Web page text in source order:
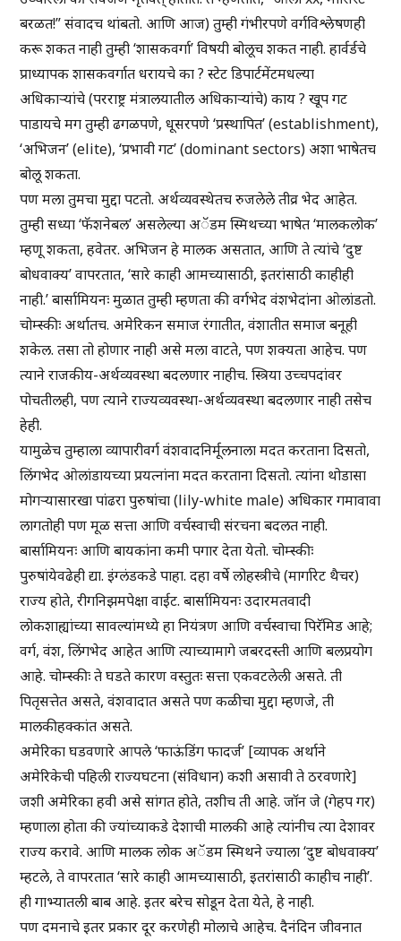
बरळत!” संवादच थांबतो. आणि आज) तुम्ही गंभीरपणे वर्गविश्लेषणही
करू शकत नाही तुम्ही ‘शासकवर्गा’ विषयी बोलूच शकत नाही. हार्वर्डचे
प्राध्यापक शासकवर्गात धरायचे का ? स्टेट डिपार्टमेंटमधल्या
अधिकाऱ्यांचे (परराष्ट्र मंत्रालयातील अधिकाऱ्यांचे) काय ? खूप गट
पाडायचे मग तुम्ही ढगळपणे, धूसरपणे ‘प्रस्थापित’ (establishment),
‘अभिजन’ (elite), ‘प्रभावी गट’ (dominant sectors) अशा भाषेतच
बोलू शकता.
पण मला तुमचा मुद्दा पटतो. अर्थव्यवस्थेतच रुजलेले तीव्र भेद आहेत.
तुम्ही सध्या ‘फॅशनेबल’ असलेल्या अॅडम स्मिथच्या भाषेत ‘मालकलोक’
म्हणू शकता, हवेतर. अभिजन हे मालक असतात, आणि ते त्यांचे ‘दुष्ट
बोधवाक्य’ वापरतात, ‘सारे काही आमच्यासाठी, इतरांसाठी काहीही
नाही.’ बार्सामियनः मुळात तुम्ही म्हणता की वर्गभेद वंशभेदांना ओलांडतो.
चोम्स्कीः अर्थातच. अमेरिकन समाज रंगातीत, वंशातीत समाज बनूही
शकेल. तसा तो होणार नाही असे मला वाटते, पण शक्यता आहेच. पण
त्याने राजकीय-अर्थव्यवस्था बदलणार नाहीच. स्त्रिया उच्चपदांवर
पोचतीलही, पण त्याने राज्यव्यवस्था-अर्थव्यवस्था बदलणार नाही तसेच
हेही.
यामुळेच तुम्हाला व्यापारीवर्ग वंशवादनिर्मूलनाला मदत करताना दिसतो,
लिंगभेद ओलांडायच्या प्रयत्नांना मदत करताना दिसतो. त्यांना थोडासा
मोगऱ्यासारखा पांढरा पुरुषांचा (lily-white male) अधिकार गमावावा
लागतोही पण मूळ सत्ता आणि वर्चस्वाची संरचना बदलत नाही.
बार्सामियनः आणि बायकांना कमी पगार देता येतो. चोम्स्कीः
पुरुषांयेवढेही द्या. इंग्लंडकडे पाहा. दहा वर्षे लोहस्त्रीचे (मार्गारेट थैचर)
राज्य होते, रीगनिझमपेक्षा वाईट. बार्सामियनः उदारमतवादी
लोकशाह्यांच्या सावल्यांमध्ये हा नियंत्रण आणि वर्चस्वाचा पिरॅमिड आहे;
वर्ग, वंश, लिंगभेद आहेत आणि त्याच्यामागे जबरदस्ती आणि बलप्रयोग
आहे. चोम्स्कीः ते घडते कारण वस्तुतः सत्ता एकवटलेली असते. ती
पितृसत्तेत असते, वंशवादात असते पण कळीचा मुद्दा म्हणजे, ती
मालकीहक्कांत असते.
अमेरिका घडवणारे आपले ‘फाऊंडिंग फादर्ज’ [व्यापक अर्थाने
अमेरिकेची पहिली राज्यघटना (संविधान) कशी असावी ते ठरवणारे]
जशी अमेरिका हवी असे सांगत होते, तशीच ती आहे. जॉन जे (गेहप गर)
म्हणाला होता की ज्यांच्याकडे देशाची मालकी आहे त्यांनीच त्या देशावर
राज्य करावे. आणि मालक लोक अॅडम स्मिथने ज्याला ‘दुष्ट बोधवाक्य’
म्हटले, ते वापरतात ‘सारे काही आमच्यासाठी, इतरांसाठी काहीच नाही’.
ही गाभ्यातली बाब आहे. इतर बरेच सोडून देता येते, हे नाही.
पण दमनाचे इतर प्रकार दूर करणेही मोलाचे आहेच. दैनंदिन जीवनात